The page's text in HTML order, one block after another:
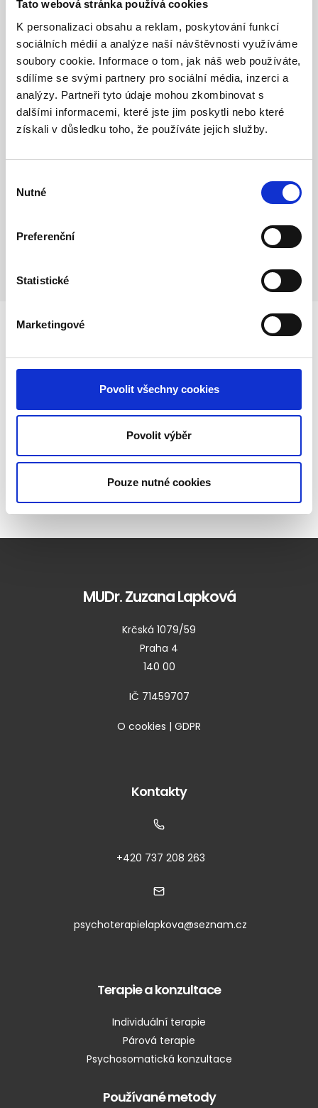
Tato webová stránka používá cookies
K personalizaci obsahu a reklam, poskytování funkcí
sociálních médií a analýze naší návštěvnosti využíváme
soubory cookie. Informace o tom, jak náš web používáte,
sdílíme se svými partnery pro sociální média, inzerci a
analýzy. Partneři tyto údaje mohou zkombinovat s
dalšími informacemi, které jste jim poskytli nebo které
získali v důsledku toho, že používáte jejich služby.
souhlasu
Nutné
Preferenční
Statistické
Marketingové
Povolit všechny cookies
Povolit výběr
Pouze nutné cookies
Proč Gestalt?
Gestalt terapie mě oslovila, protože nevnucuje
odpovědi.
Vytváří prostor, kde si je člověk může najít sám –
v dialogu, v kontaktu, v přítomnosti.
setkání a o to, co z něj může vzniknout.
Vzdělání
Gestalt Praha.
například na webuGestalt Praha.
MUDr. Zuzana Lapková
Krčská 1079/59
Praha 4
140 00
IČ 71459707
O cookies | GDPR
Kontakty
+420 737 208 263
psychoterapielapkova@seznam.cz
Terapie a konzultace
Individuální terapie
Párová terapie
Psychosomatická konzultace
Používané metody